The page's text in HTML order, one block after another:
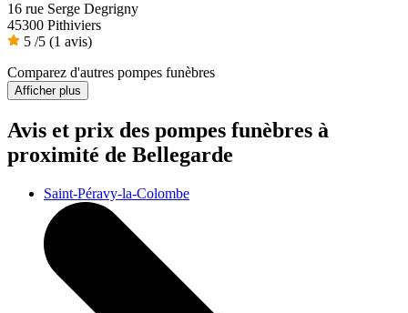
16 rue Serge Degrigny
45300 Pithiviers
5 /5 (1 avis)
Comparez d'autres pompes funèbres
Afficher plus
Avis et prix des pompes funèbres à
proximité de Bellegarde
Saint-Péravy-la-Colombe